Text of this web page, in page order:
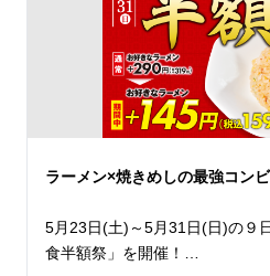
冷やし中華定番のハムや玉子は
さらに、たっぷりのもやしに、
うが、揚げ玉を加えることで、
味わいに。
中太ちぢれ麺に特製だれがしっ
総重量約700gの圧倒的ボリュー
うまねぎやチューシューをト
らにがっつり楽しむのもおすす
ラーメン×焼きめしの最強コン
5月23日(土)～5月31日(日)の９
食半額祭」を開催！